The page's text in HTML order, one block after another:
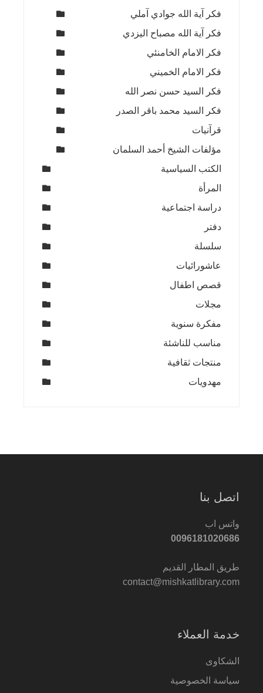
فكر آية الله جوادي آملي
فكر آية الله مصباح اليزدي
فكر الامام الخامنئي
فكر الامام الخميني
فكر السيد حسن نصر الله
فكر السيد محمد باقر الصدر
قرآنيات
مؤلفات الشيخ أحمد السلمان
الكتب السياسية
المرأة
دراسة اجتماعية
دفتر
سلسلة
عاشورائيات
قصص اطفال
مجلات
مفكرة سنوية
مناسب للناشئة
منتجات ثقافية
مهدويات
اتصل بنا
واتس اب
0096181020686
طريق المطار القديم
contact@mishkatlibrary.com
خدمة العملاء
الشكاوى
سياسة الخصوصية